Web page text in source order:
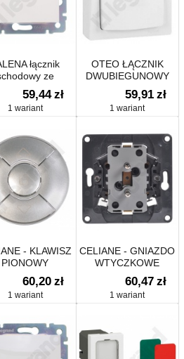
łącznik
ze
wskaźnikiem
prądu
59,44 zł
1 wariant
OTEO ŁĄCZNIK
DWUBIEGUNOWY
59,91 zł
1 wariant
- KLAWISZ
PIONOWY
PRZYCIKSU
ROLET
TYTANOWY
60,20 zł
1 wariant
CELIANE - GNIAZDO
WTYCZKOWE
PODWÓJNE 2X2P+Z
DO INSTALACJI W
PUSZCE
60,47 zł
1 wariant